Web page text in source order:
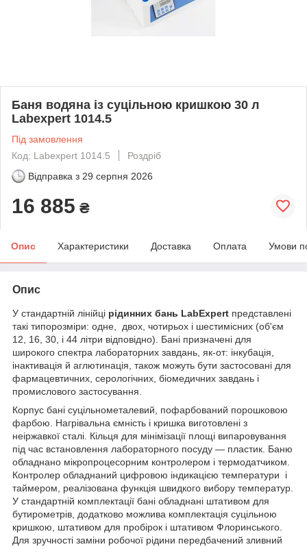
Баня водяна із суцільною кришкою 30 л
Labexpert 1014.5
Під замовлення
Код: Labexpert 1014.5
Роздріб
Відправка з 29 серпня 2026
16 885 ₴
Опис Характеристики Доставка Оплата Умови
Опис
У стандартній лінійці рідинних бань LabExpert представлені
такі типорозміри: одне, двох, чотирьох і шестимісних (об'єм
12, 16, 30, і 44 літри відповідно). Бані призначені для
широкого спектра лабораторних завдань, як-от: інкубація,
інактивація й аглютинація, також можуть бути застосовані для
фармацевтичних, серологічних, біомедичних завдань і
промислового застосування.
Корпус бані суцільнометалевий, пофарбований порошковою
фарбою. Нагрівальна ємність і кришка виготовлені з
неіржавкої сталі. Кільця для мінімізації площі випаровування
під час встановлення лабораторного посуду — пластик. Баню
обладнано мікропроцесорним контролером і термодатчиком.
Контролер обладнаний цифровою індикацією температури і
таймером, реалізована функція швидкого вибору температур.
У стандартній комплектації бані обладнані штативом для
бутирометрів, додатково можлива комплектація суцільною
кришкою, штативом для пробірок і штативом Флоринського.
Для зручності заміни робочої рідини передбачений зливний